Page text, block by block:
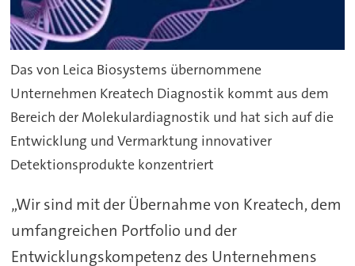
Das von Leica Biosystems übernommene
Unternehmen Kreatech Diagnostik kommt aus dem
Bereich der Molekulardiagnostik und hat sich auf die
Entwicklung und Vermarktung innovativer
Detektionsprodukte konzentriert
„Wir sind mit der Übernahme von Kreatech, dem
umfangreichen Portfolio und der
Entwicklungskompetenz des Unternehmens